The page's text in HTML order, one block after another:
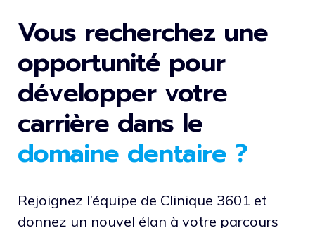
Vous recherchez une
opportunité pour
développer votre
carrière dans le
domaine dentaire ?
Rejoignez l’équipe de Clinique 3601 et
donnez un nouvel élan à votre parcours